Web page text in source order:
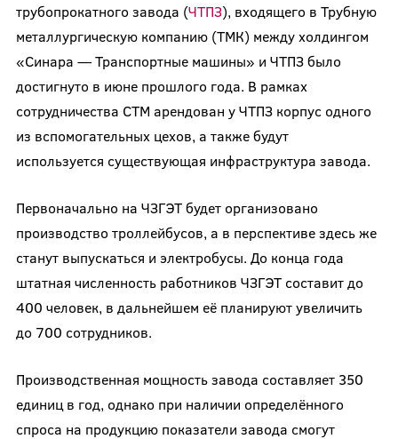
трубопрокатного завода (ЧТПЗ), входящего в Трубную
металлургическую компанию (ТМК) между холдингом
«Синара — Транспортные машины» и ЧТПЗ было
достигнуто в июне прошлого года. В рамках
сотрудничества СТМ арендован у ЧТПЗ корпус одного
из вспомогательных цехов, а также будут
используется существующая инфраструктура завода.
Первоначально на ЧЗГЭТ будет организовано
производство троллейбусов, а в перспективе здесь же
станут выпускаться и электробусы. До конца года
штатная численность работников ЧЗГЭТ составит до
400 человек, в дальнейшем её планируют увеличить
до 700 сотрудников.
Производственная мощность завода составляет 350
единиц в год, однако при наличии определённого
спроса на продукцию показатели завода смогут